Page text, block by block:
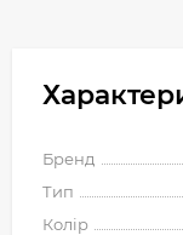
Бренд
Тип
Колір